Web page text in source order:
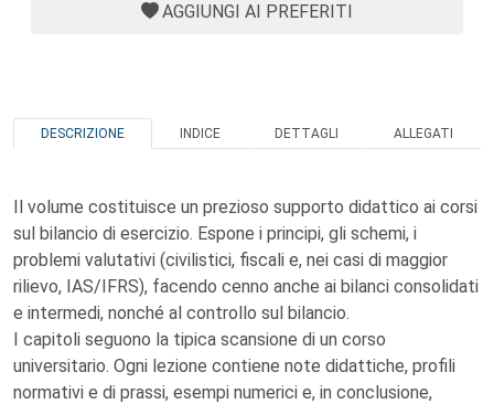
AGGIUNGI AI PREFERITI
DESCRIZIONE INDICE DETTAGLI ALLEGATI
Il volume costituisce un prezioso supporto didattico ai corsi
sul bilancio di esercizio. Espone i principi, gli schemi, i
problemi valutativi (civilistici, fiscali e, nei casi di maggior
rilievo, IAS/IFRS), facendo cenno anche ai bilanci consolidati
e intermedi, nonché al controllo sul bilancio.
I capitoli seguono la tipica scansione di un corso
universitario. Ogni lezione contiene note didattiche, profili
normativi e di prassi, esempi numerici e, in conclusione,